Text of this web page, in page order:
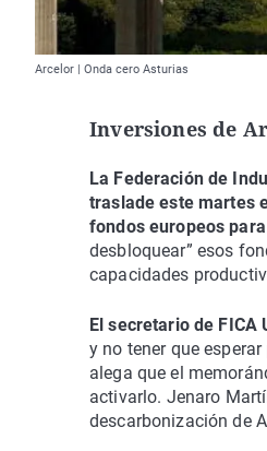
Arcelor | Onda cero Asturias
Inversiones de
La Federación de
traslade este martes
fondos europeos
desbloquear” esos
capacidades
El secretario de
y no tener que
alega que el
activarlo. Jenaro
descarbonización de